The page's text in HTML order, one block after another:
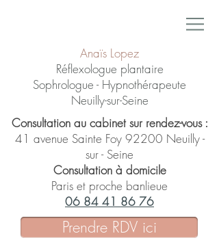
Anaïs Lopez
Réflexologue plantaire
Sophrologue - Hypnothérapeute
Neuilly-sur-Seine
Consultation au cabinet sur rendez-vous :
41 avenue Sainte Foy 92200 Neuilly -
sur - Seine
Consultation à domicile
Paris et proche banlieue
06 84 41 86 76
Prendre RDV ici